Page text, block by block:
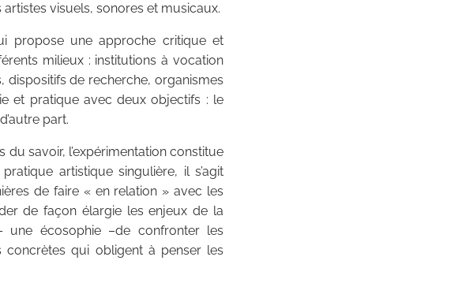
artistes visuels, sonores et musicaux.
propose une approche critique et
milieux : institutions à vocation
dispositifs de recherche, organismes
et pratique avec deux objectifs : le
part.
savoir, l’expérimentation constitue
artistique singulière, il s’agit
de faire « en relation » avec les
de façon élargie les enjeux de la
une écosophie –de confronter les
qui obligent à penser les